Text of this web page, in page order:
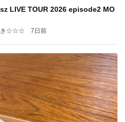
LIVE TOUR 2026 episode2 MO
き☆☆☆ 7日前